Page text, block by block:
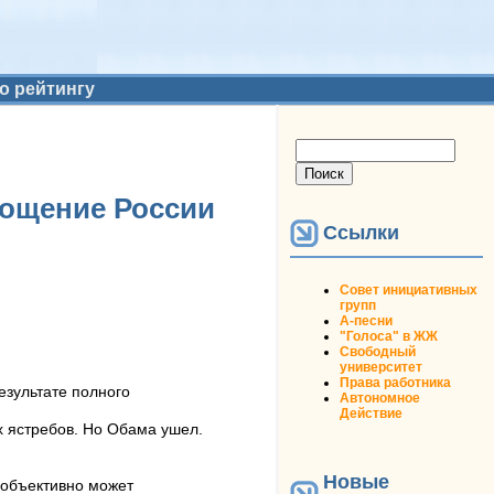
рейтингу
России
полного
ястребов. Но Обама ушел.
может
Ссылки
Совет инициативных
групп
А-песни
"Голоса" в ЖЖ
Свободный
университет
Права работника
Автономное
Действие
Новые